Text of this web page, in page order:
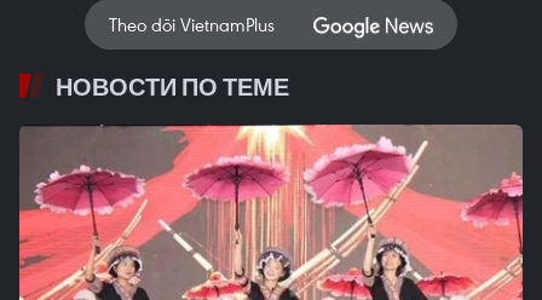
Theo dõi VietnamPlus
НОВОСТИ ПО ТЕМЕ